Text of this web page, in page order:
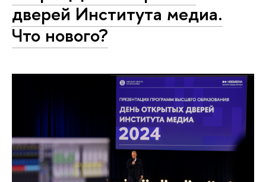
дверей Института медиа.
Что нового?